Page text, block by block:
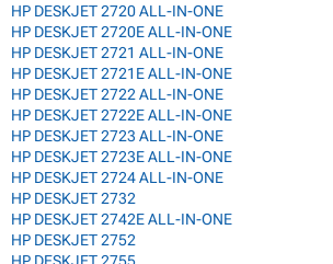
HP DESKJET 2720 ALL-IN-ONE
HP DESKJET 2720E ALL-IN-ONE
HP DESKJET 2721 ALL-IN-ONE
HP DESKJET 2721E ALL-IN-ONE
HP DESKJET 2722 ALL-IN-ONE
HP DESKJET 2722E ALL-IN-ONE
HP DESKJET 2723 ALL-IN-ONE
HP DESKJET 2723E ALL-IN-ONE
HP DESKJET 2724 ALL-IN-ONE
HP DESKJET 2732
HP DESKJET 2742E ALL-IN-ONE
HP DESKJET 2752
HP DESKJET 2755